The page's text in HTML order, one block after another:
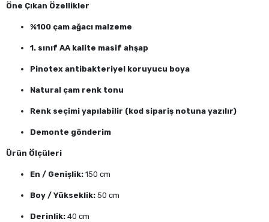
Öne Çıkan Özellikler
%100 çam ağacı malzeme
1. sınıf AA kalite masif ahşap
Pinotex antibakteriyel koruyucu boya
Natural çam renk tonu
Renk seçimi yapılabilir (kod sipariş notuna yazılır)
Demonte gönderim
Ürün Ölçüleri
En / Genişlik: 150 cm
Boy / Yükseklik: 50 cm
Derinlik: 40 cm